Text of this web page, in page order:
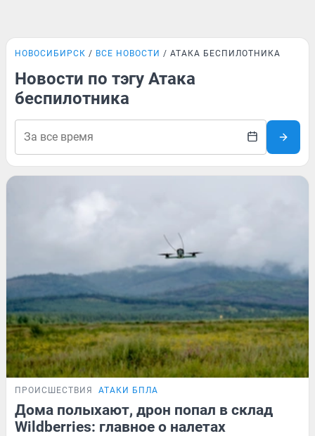
НОВОСИБИРСК ВСЕ НОВОСТИ АТАКА БЕСПИЛОТНИКА
Новости по тэгу Атака
беспилотника
ПРОИСШЕСТВИЯ АТАКИ БПЛА
Дома полыхают, дрон попал в склад
Wildberries: главное о налетах